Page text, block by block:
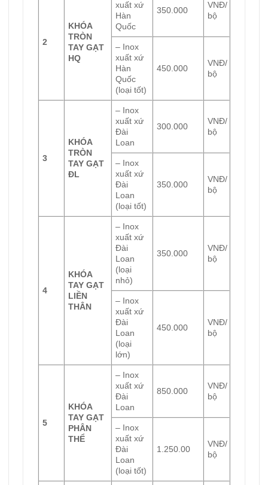
2
KHÓA
TRÒN
TAY GẠT
HQ
xuất xứ
Hàn
Quốc
350.000
VNĐ/
bộ
– Inox
xuất xứ
Hàn
Quốc
(loại tốt)
450.000
VNĐ/
bộ
3
KHÓA
TRÒN
TAY GẠT
ĐL
– Inox
xuất xứ
Đài
Loan
300.000
VNĐ/
bộ
– Inox
xuất xứ
Đài
Loan
(loại tốt)
350.000
VNĐ/
bộ
4
KHÓA
TAY GẠT
LIỀN
THÂN
– Inox
xuất xứ
Đài
Loan
(loại
nhỏ)
350.000
VNĐ/
bộ
– Inox
xuất xứ
Đài
Loan
(loại
lớn)
450.000
VNĐ/
bộ
5
KHÓA
TAY GẠT
PHÂN
THỂ
– Inox
xuất xứ
Đài
Loan
850.000
VNĐ/
bộ
– Inox
xuất xứ
Đài
Loan
(loại tốt)
1.250.00
VNĐ/
bộ